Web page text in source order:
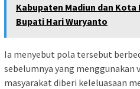
Kabupaten Madiun dan Kota
Bupati Hari Wuryanto
Ia menyebut pola tersebut
sebelumnya yang menggunakan
masyarakat diberi keleluasaan